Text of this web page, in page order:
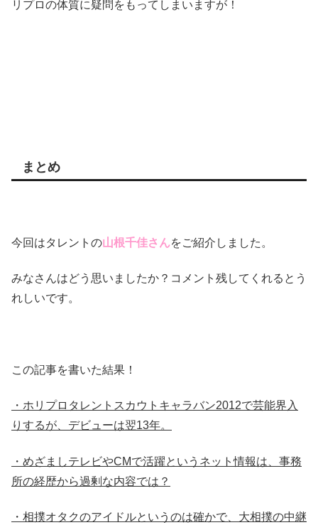
リプロの体質に疑問をもってしまいますが！
まとめ
今回はタレントの山根千佳さんをご紹介しました。
みなさんはどう思いましたか？コメント残してくれるとう
れしいです。
この記事を書いた結果！
・ホリプロタレントスカウトキャラバン2012で芸能界入
りするが、デビューは翌13年。
・めざましテレビやCMで活躍というネット情報は、事務
所の経歴から過剰な内容では？
・相撲オタクのアイドルというのは確かで、大相撲の中継